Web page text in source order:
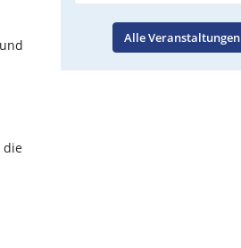
die
Alle Veranstaltungen